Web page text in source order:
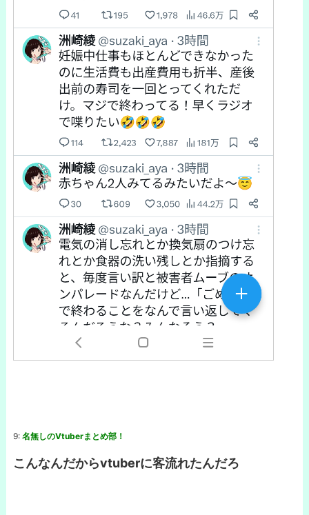
9: 名無しのVtuberまとめ部！
こんなんだからvtuberに客流れたんだろ